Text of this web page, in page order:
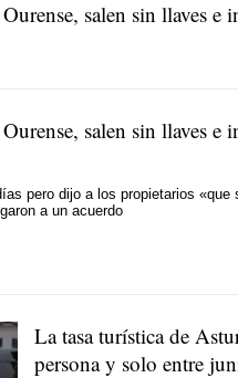
salen sin llaves e
salen sin llaves e
pero dijo a los propietarios
a un acuerdo
La tasa turística de
persona y solo entre